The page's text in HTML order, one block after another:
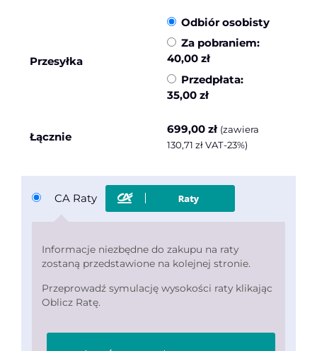
Przesyłka
Odbiór osobisty
Za pobraniem:
40,00 zł
Przedpłata:
35,00 zł
Łącznie
699,00 zł (zawiera
130,71 złVAT-23%)
CA Raty
Informacje niezbędne do zakupu na raty
zostaną przedstawione na kolejnej stronie.
Przeprowadź symulację wysokości raty klikając
Oblicz Ratę.